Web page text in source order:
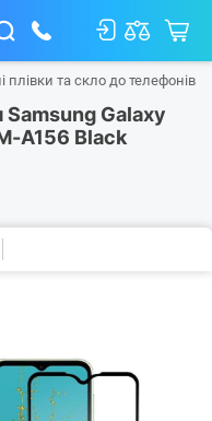
плівки та скло до телефонів
Galaxy
A156 Black